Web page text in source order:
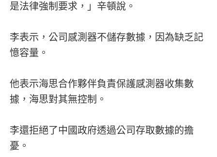
是法律強制要求，」辛頓說。
李表示，公司感測器不儲存數據，因為缺乏記
憶容量。
他表示海思合作夥伴負責保護感測器收集數
據，海思對其無控制。
李還拒絕了中國政府透過公司存取數據的擔
憂。